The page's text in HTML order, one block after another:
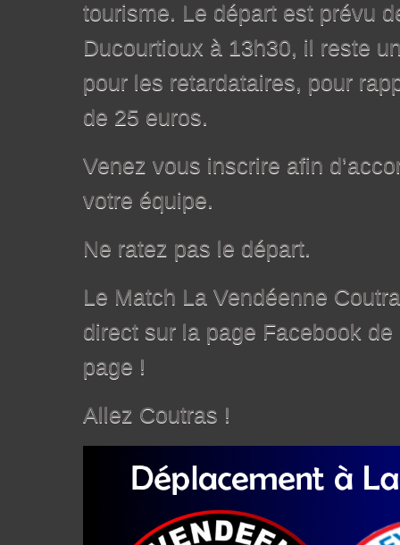
tourisme. Le départ est prévu
Ducourtioux à 13h30, il reste
pour les retardataires, pour
de 25 euros.
Venez vous inscrire afin
votre équipe.
Ne ratez pas le départ.
Le Match La Vendéenne
direct sur la page Facebook de
page !
Allez Coutras !